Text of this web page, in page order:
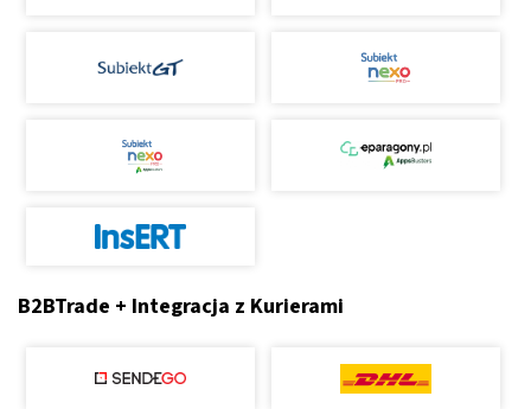
B2BTrade + Integracja z Kurierami